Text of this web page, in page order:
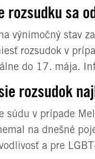
rozsudku sa
výnimočný stav
rozsudok v
do 17. mája.
rozsudok
súdu v prípade
na dnešné
a pre